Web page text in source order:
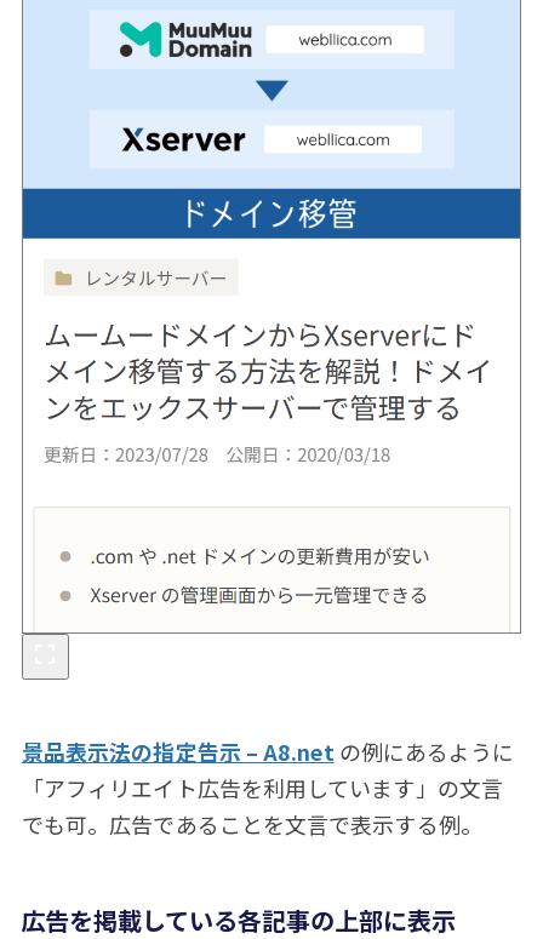
景品表示法の指定告示 – A8.netの例にあるように
「アフィリエイト広告を利用しています」の文言
でも可。広告であることを文言で表示する例。
広告を掲載している各記事の上部に表示